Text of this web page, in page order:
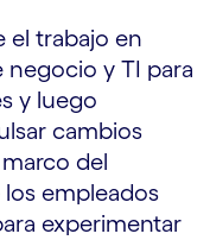
el trabajo en
y TI para
y luego
cambios
del
empleados
experimentar